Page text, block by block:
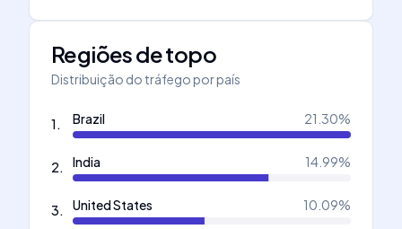
Regiões de topo
Distribuição do tráfego por país
1. Brazil 21.30%
2. India 14.99%
3. United States 10.09%